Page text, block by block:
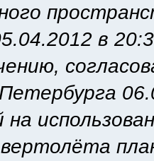
в
на